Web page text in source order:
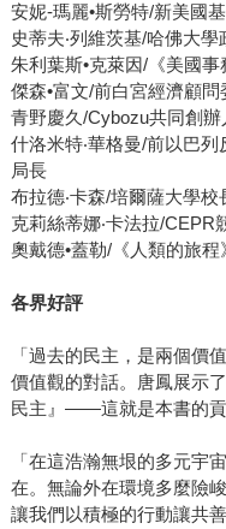
安妮-瑪麗•斯勞特/新美國
史蒂夫‧列維茨基/哈佛大
朱利葉斯•克萊因/《美國
傑森•富文/前白宮經濟顧
青野慶久/Cybozu共同創
什洛米特‧華格曼/前以巴
局長
布拉德‧卡森/培爾薩大學校
克莉絲蒂娜‧卡法拉/CEPR
奧戴德•蓋勒/《人類的旅程
各界好評
「過去的民主，是兩個價
價值觀的對話。唐鳳展示
民主』——這就是本書的
「在這浩瀚無垠的多元宇
在。無論外在環境多麼險
讓我們以積極的行動讓共